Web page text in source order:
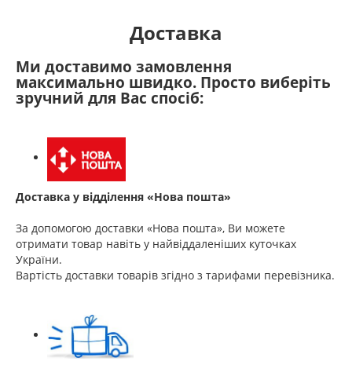
Доставка
Ми доставимо замовлення
максимально швидко. Просто виберіть
зручний для Вас спосіб:
Доставка у відділення «Нова пошта»
За допомогою доставки «Нова пошта», Ви можете
отримати товар навіть у найвіддаленіших куточках
України.
Вартість доставки товарів згідно з тарифами перевізника.